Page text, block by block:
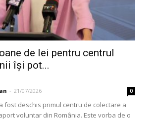
de lei pentru centrul
își pot...
- 21/07/2026 0
fost deschis primul centru de colectare a
voluntar din România. Este vorba de o